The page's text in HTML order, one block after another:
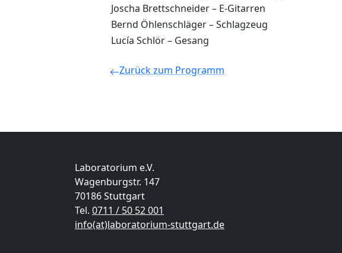
Joscha Brettschneider – E-Gitarren
Bernd Öhlenschläger – Schlagzeug
Lucía Schlör – Gesang
Zurück zum Programm
Laboratorium e.V.
Wagenburgstr. 147
70186 Stuttgart
Tel. 0711 / 50 52 001
info(at)laboratorium-stuttgart.de